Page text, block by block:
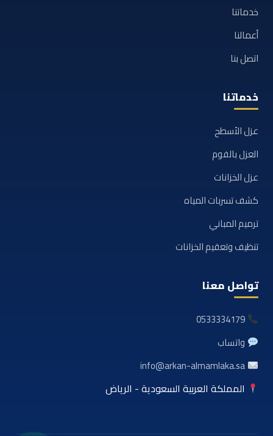
خدماتنا
أعمالنا
اتصل بنا
خدماتنا
عزل الأسطح
العزل بالفوم
عزل الخزانات
كشف تسربات المياه
ترميم المباني
تنظيف وتعقيم الخزانات
تواصل معنا
0533334179
واتساب
info@arkan-almamlaka.sa
المملكة العربية السعودية - الرياض